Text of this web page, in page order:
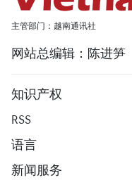
主管部门：越南通讯社
网站总编辑：陈进笋
知识产权
RSS
语言
新闻服务